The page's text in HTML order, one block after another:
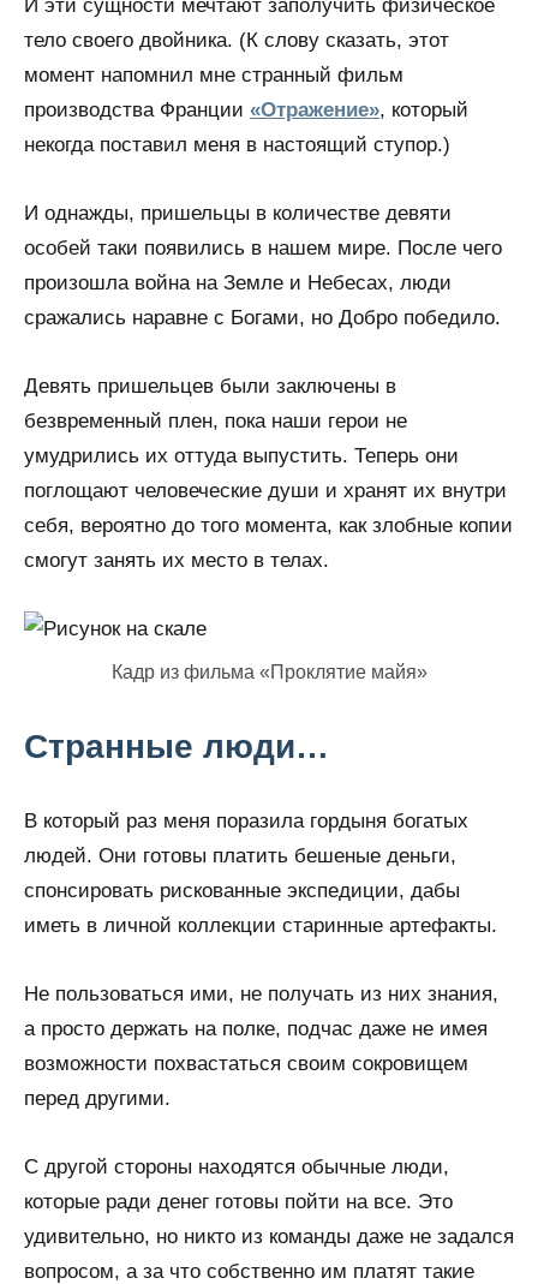
И эти сущности мечтают заполучить физическое
тело своего двойника. (К слову сказать, этот
момент напомнил мне странный фильм
производства Франции «Отражение», который
некогда поставил меня в настоящий ступор.)
И однажды, пришельцы в количестве девяти
особей таки появились в нашем мире. После чего
произошла война на Земле и Небесах, люди
сражались наравне с Богами, но Добро победило.
Девять пришельцев были заключены в
безвременный плен, пока наши герои не
умудрились их оттуда выпустить. Теперь они
поглощают человеческие души и хранят их внутри
себя, вероятно до того момента, как злобные копии
смогут занять их место в телах.
Кадр из фильма «Проклятие майя»
Странные люди…
В который раз меня поразила гордыня богатых
людей. Они готовы платить бешеные деньги,
спонсировать рискованные экспедиции, дабы
иметь в личной коллекции старинные артефакты.
Не пользоваться ими, не получать из них знания,
а просто держать на полке, подчас даже не имея
возможности похвастаться своим сокровищем
перед другими.
С другой стороны находятся обычные люди,
которые ради денег готовы пойти на все. Это
удивительно, но никто из команды даже не задался
вопросом, а за что собственно им платят такие